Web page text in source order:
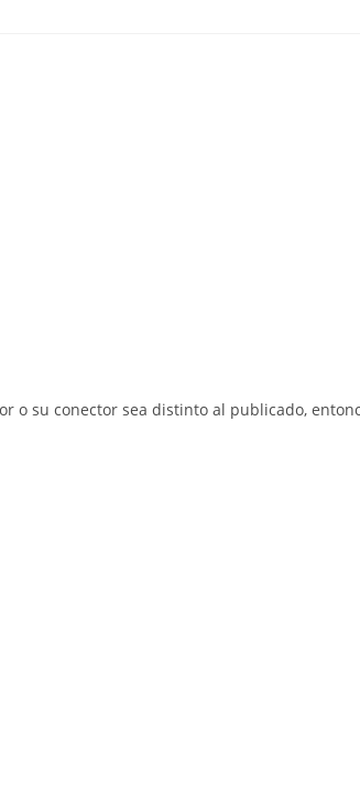
o su conector sea distinto al publicado,